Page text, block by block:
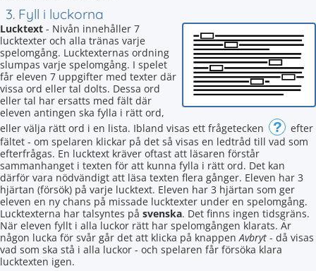
3. Fyll i luckorna
Lucktext - Nivån innehåller 7
lucktexter och alla tränas varje
spelomgång. Lucktexternas ordning
slumpas varje spelomgång. I spelet
får eleven 7 uppgifter med texter där
vissa ord eller tal dolts. Dessa ord
eller tal har ersatts med fält där
eleven antingen ska fylla i rätt ord,
eller välja rätt ord i en lista. Ibland visas ett frågetecken
?
efter
fältet - om spelaren klickar på det så visas en ledtråd till vad som
efterfrågas. En lucktext kräver oftast att läsaren förstår
sammanhanget i texten för att kunna fylla i rätt ord. Det kan
därför vara nödvändigt att läsa texten flera gånger. Eleven har 3
hjärtan (försök) på varje lucktext. Eleven har 3 hjärtan som ger
eleven en ny chans på missade lucktexter under en spelomgång.
Lucktexterna har talsyntes på svenska. Det finns ingen tidsgräns.
När eleven fyllt i alla luckor rätt har spelomgången klarats. Är
någon lucka för svår går det att klicka på knappenAvbryt - då visas
vad som ska stå i alla luckor - och spelaren får försöka klara
lucktexten igen.